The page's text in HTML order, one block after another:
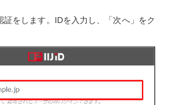
証をします。IDを入力し、「次へ」をク